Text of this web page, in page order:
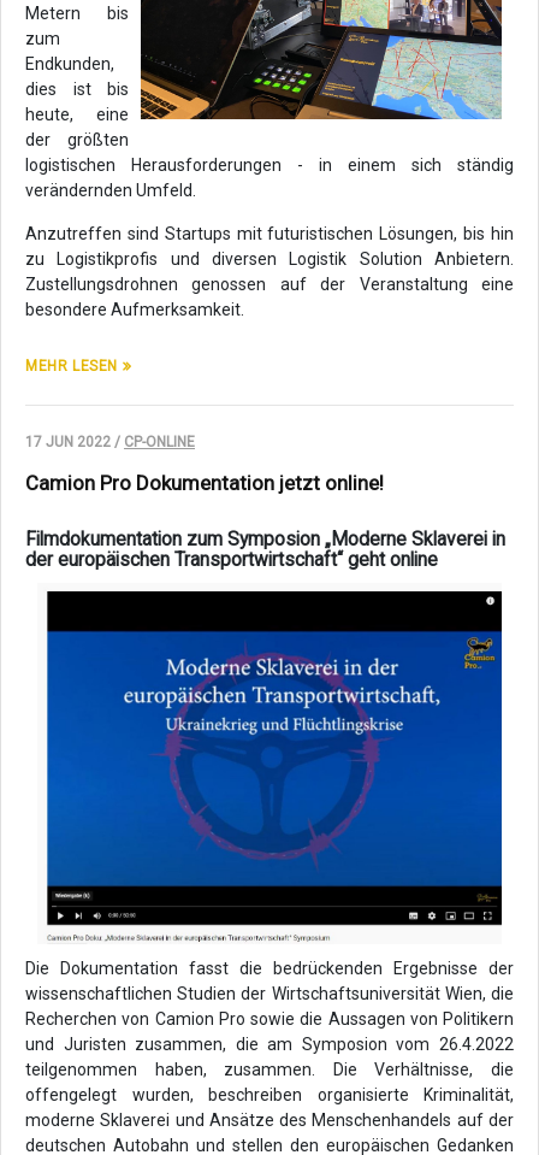
Metern bis
zum
Endkunden,
dies ist bis
heute, eine
der größten
logistischen Herausforderungen - in einem sich ständig
verändernden Umfeld.
Anzutreffen sind Startups mit futuristischen Lösungen, bis hin
zu Logistikprofis und diversen Logistik Solution Anbietern.
Zustellungsdrohnen genossen auf der Veranstaltung eine
besondere Aufmerksamkeit.
MEHR LESEN
17 JUN 2022 / CP-ONLINE
Camion Pro Dokumentation jetzt online!
Filmdokumentation zum Symposion „Moderne Sklaverei in
der europäischen Transportwirtschaft“ geht online
Die Dokumentation fasst die bedrückenden Ergebnisse der
wissenschaftlichen Studien der Wirtschaftsuniversität Wien, die
Recherchen von Camion Pro sowie die Aussagen von Politikern
und Juristen zusammen, die am Symposion vom 26.4.2022
teilgenommen haben, zusammen. Die Verhältnisse, die
offengelegt wurden, beschreiben organisierte Kriminalität,
moderne Sklaverei und Ansätze des Menschenhandels auf der
deutschen Autobahn und stellen den europäischen Gedanken